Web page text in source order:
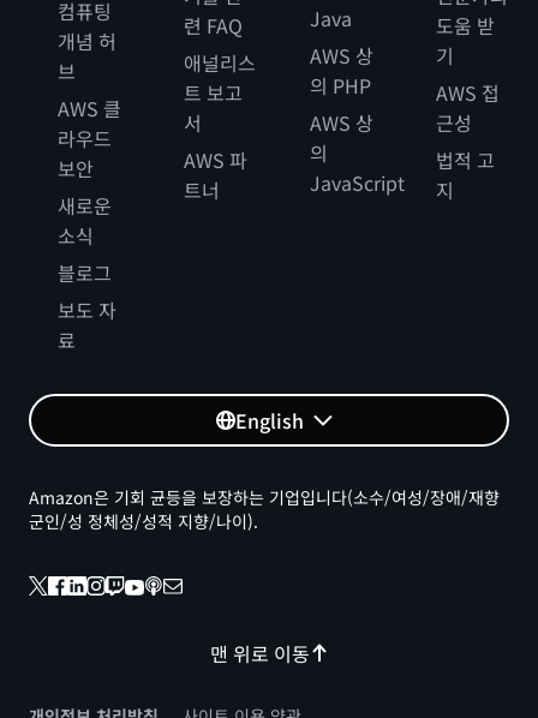
컴퓨팅
개념 허
브
AWS 클
라우드
보안
새로운
소식
블로그
보도 자
료
련 FAQ
애널리스
트 보고
서
AWS 파
트너
Java
AWS 상
의 PHP
AWS 상
의
JavaScript
도움 받
기
AWS 접
근성
법적 고
지
English
맨 위로 이동
Amazon은 기회 균등을 보장하는 기업입니다(소수/여성/장애/재향
군인/성 정체성/성적 지향/나이).